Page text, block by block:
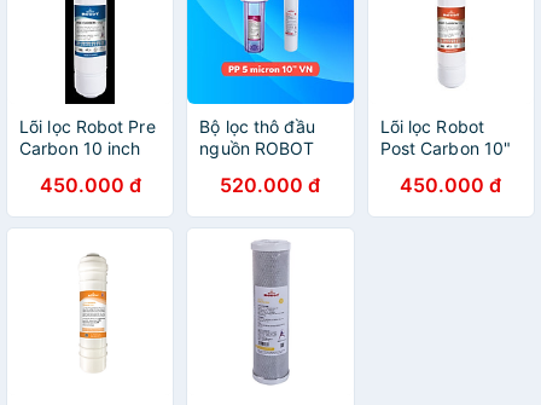
Lõi lọc Robot Pre
Carbon 10 inch
Khối - Korea) -
Hàng chính hãng
450.000 đ
Bộ lọc thô đầu
nguồn ROBOT
(Taiwan) - Hàng
chính hãng
520.000 đ
Lõi lọc Robot
Post Carbon 10"
Khối - Korea) -
Hàng chính hãng
450.000 đ